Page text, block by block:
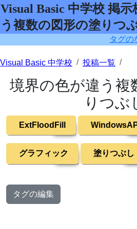
Visual Basic 中学校 掲
う複数の図形の塗りつ
タグの
Visual Basic 中学校 投稿一覧
境界の色が違う複
りつぶ
ExtFloodFill
グラフィック 塗りつぶし
タグの編集